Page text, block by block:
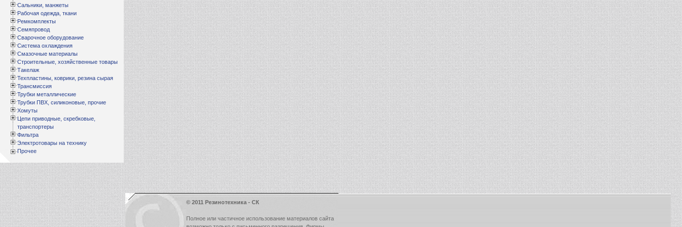
Сальники, манжеты
Рабочая одежда, ткани
Ремкомплекты
Семяпровод
Сварочное оборудование
Система охлаждения
Смазочные материалы
Строительные, хозяйственные товары
Такелаж
Техпластины, коврики, резина сырая
Трансмиссия
Трубки металлические
Трубки ПВХ, силиконовые, прочие
Хомуты
Цепи приводные, скребковые,
транспортеры
Фильтра
Электротовары на технику
Прочее
13-01-2024 -
Изготовление сетки
рабица
Изготавливаем сетку
рабица под заказ по
заданным размерам ...
© 2011 Резинотехника - СК
Полное или частичное использование материалов сайта